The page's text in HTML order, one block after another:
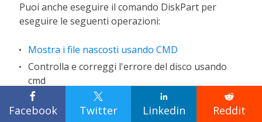

Facebook

Twitter

Linkedin

Reddit
Puoi anche eseguire il comando DiskPart per
eseguire le seguenti operazioni:
Mostra i file nascosti usando CMD
Controlla e correggi l'errore del disco usando
cmd
Recupera i file eliminati utilizzando il prompt dei
comandi